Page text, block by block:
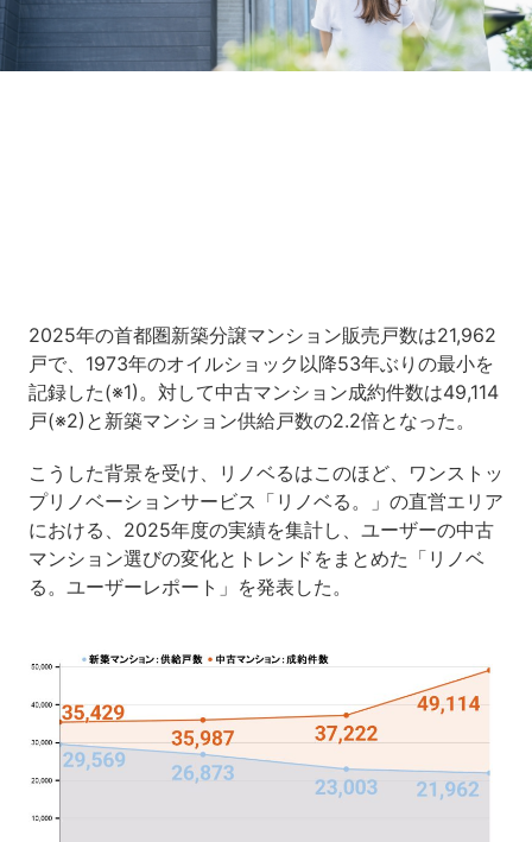
2025年の首都圏新築分譲マンション販売戸数は21,962
戸で、1973年のオイルショック以降53年ぶりの最小を
記録した(※1)。対して中古マンション成約件数は49,114
戸(※2)と新築マンション供給戸数の2.2倍となった。
こうした背景を受け、リノベるはこのほど、ワンストッ
プリノベーションサービス「リノベる。」の直営エリア
における、2025年度の実績を集計し、ユーザーの中古
マンション選びの変化とトレンドをまとめた「リノベ
る。ユーザーレポート」を発表した。